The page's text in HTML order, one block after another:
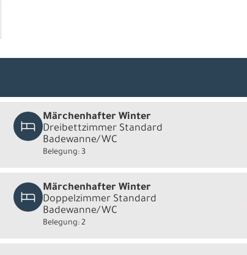
Märchenhafter Winter
Dreibettzimmer Standard
Badewanne/WC
Belegung: 3
Märchenhafter Winter
Doppelzimmer Standard
Badewanne/WC
Belegung: 2